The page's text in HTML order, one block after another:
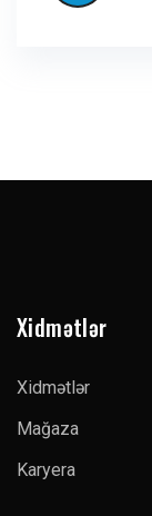
Xidmətlər
Xidmətlər
Mağaza
Karyera